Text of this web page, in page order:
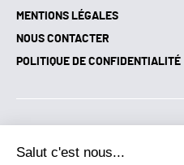
MENTIONS LÉGALES
NOUS CONTACTER
POLITIQUE DE CONFIDENTIALITÉ